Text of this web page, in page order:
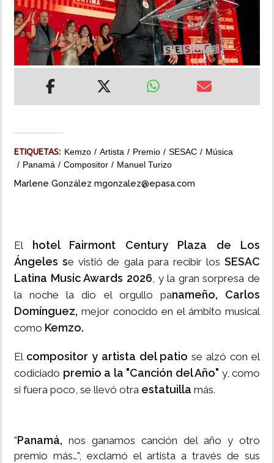
INSÓLITAS
MULTIMEDIA
ETIQUETAS: Kemzo Artista Premio SESAC
Música
Panamá
Compositor Manuel Turizo
Marlene González mgonzalez@epasa.com
El
hotel Fairmont Century Plaza de Los
Ángeles se vistió de gala para recibir los SESAC
Latina Music Awards 2026, y la gran sorpresa de
la noche la dio el orgullo panameño, Carlos
Domínguez, mejor conocido en el ámbito musical
como Kemzo.
El compositor y artista del patio se alzó con el
codiciado premio a la "Canción del Año" y, como
si fuera poco, se llevó otra estatuilla más.
"Panamá, nos ganamos canción del año y otro
premio más…", exclamó el artista a través de sus